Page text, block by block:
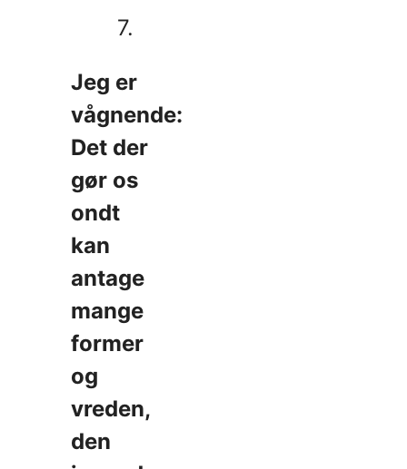
7.
Jeg er
vågnende:
Det der
gør os
ondt
kan
antage
mange
former
og
vreden,
den